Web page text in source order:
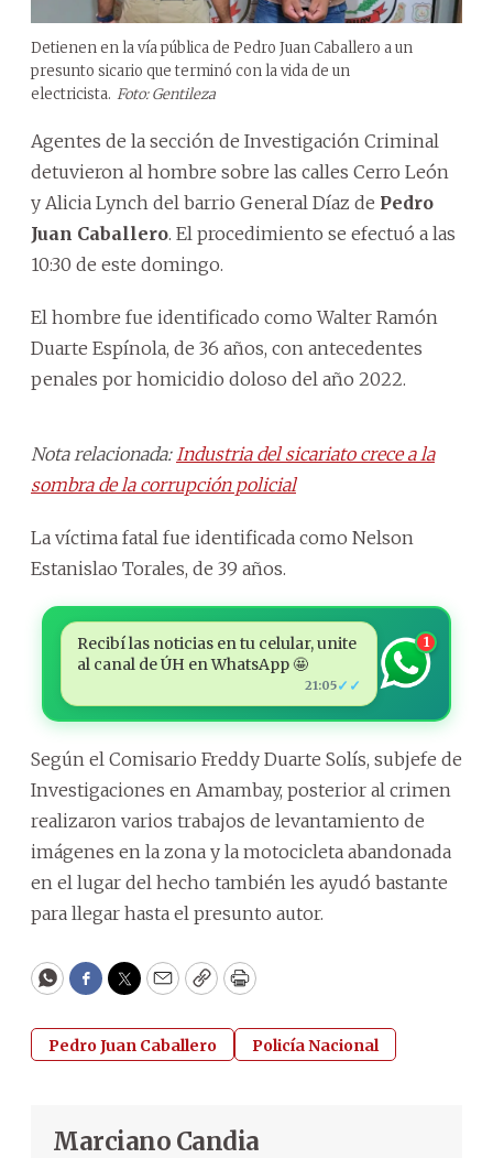
Detienen en la vía pública de Pedro Juan Caballero a un
presunto sicario que terminó con la vida de un
electricista. Foto: Gentileza
Agentes de la sección de Investigación Criminal
detuvieron al hombre sobre las calles Cerro León
y Alicia Lynch del barrio General Díaz de Pedro
Juan Caballero. El procedimiento se efectuó a las
10:30 de este domingo.
El hombre fue identificado como Walter Ramón
Duarte Espínola, de 36 años, con antecedentes
penales por homicidio doloso del año 2022.
Nota relacionada: Industria del sicariato crece a la
sombra de la corrupción policial
La víctima fatal fue identificada como Nelson
Estanislao Torales, de 39 años.
Recibí las noticias en tu celular, unite
al canal de ÚH en WhatsApp 🤩
21:05✓✓
1
Según el Comisario Freddy Duarte Solís, subjefe de
Investigaciones en Amambay, posterior al crimen
realizaron varios trabajos de levantamiento de
imágenes en la zona y la motocicleta abandonada
en el lugar del hecho también les ayudó bastante
para llegar hasta el presunto autor.
WhatsApp
Facebook
Twitter
EmailCopyPrint
Pedro Juan Caballero Policía Nacional
Marciano Candia